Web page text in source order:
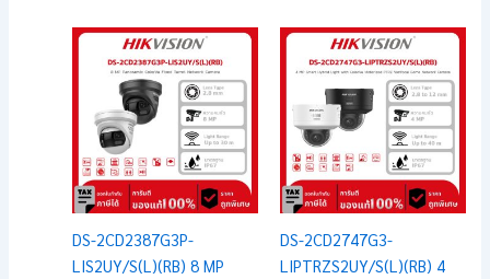
DS-2CD2387G3P-
LIS2UY/S(L)(RB) 8 MP
DS-2CD2747G3-
LIPTRZS2UY/S(L)(RB) 4